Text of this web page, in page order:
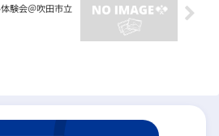
験会＠吹田市立